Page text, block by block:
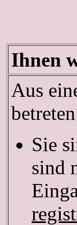
Ihnen
Aus
Sie
sind